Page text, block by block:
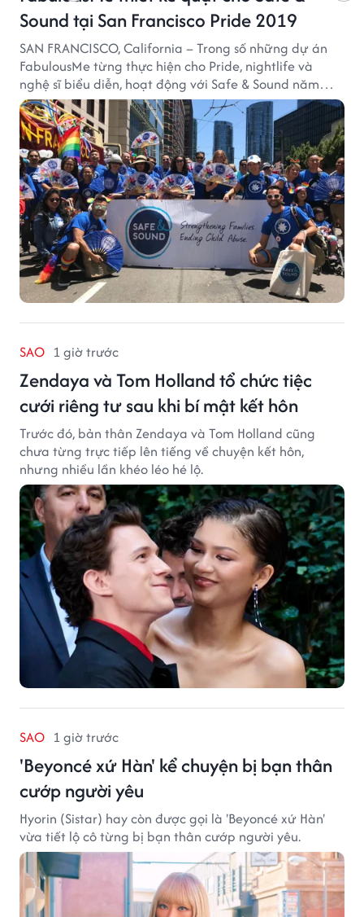
Sound tại San Francisco Pride 2019
SAN FRANCISCO, California – Trong số những dự án
FabulousMe từng thực hiện cho Pride, nightlife và
nghệ sĩ biểu diễn, hoạt động với Safe & Sound năm
2019 mang một bối cảnh khác biệt. Safe & Sound là tổ
chức phi lợi nhuận tại San Francisco hoạt động trong
lĩnh vực phòng ngừa bạo hành trẻ em, hỗ trợ gia đình
và xây dựng môi trường an toàn cho trẻ em.
SAO 1 giờ trước
Zendaya và Tom Holland tổ chức tiệc
cưới riêng tư sau khi bí mật kết hôn
Trước đó, bản thân Zendaya và Tom Holland cũng
chưa từng trực tiếp lên tiếng về chuyện kết hôn,
nhưng nhiều lần khéo léo hé lộ.
SAO 1 giờ trước
'Beyoncé xứ Hàn' kể chuyện bị bạn thân
cướp người yêu
Hyorin (Sistar) hay còn được gọi là 'Beyoncé xứ Hàn'
vừa tiết lộ cô từng bị bạn thân cướp người yêu.